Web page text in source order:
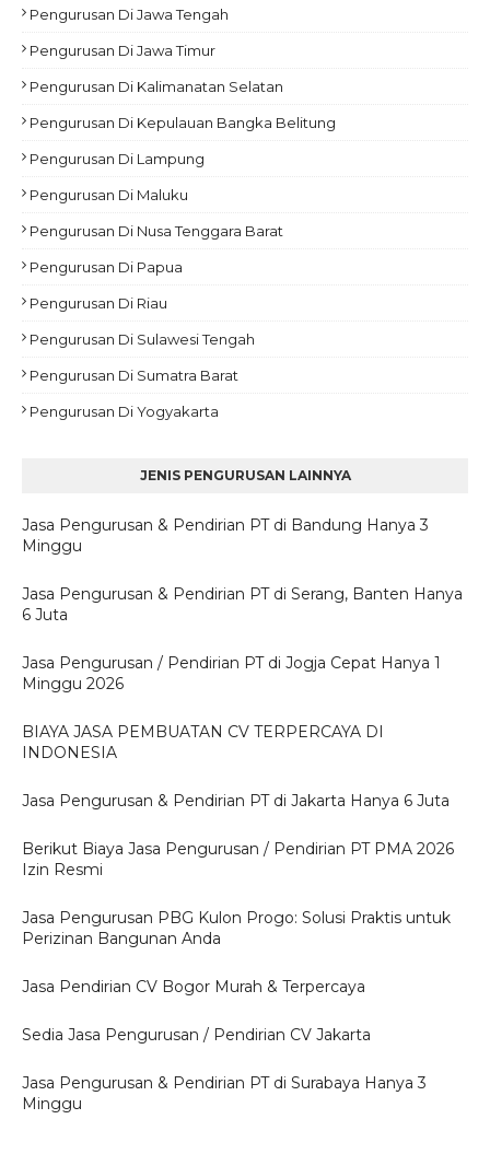
Pengurusan Di Jawa Tengah
Pengurusan Di Jawa Timur
Pengurusan Di Kalimanatan Selatan
Pengurusan Di Kepulauan Bangka Belitung
Pengurusan Di Lampung
Pengurusan Di Maluku
Pengurusan Di Nusa Tenggara Barat
Pengurusan Di Papua
Pengurusan Di Riau
Pengurusan Di Sulawesi Tengah
Pengurusan Di Sumatra Barat
Pengurusan Di Yogyakarta
JENIS PENGURUSAN LAINNYA
Jasa Pengurusan & Pendirian PT di Bandung Hanya 3
Minggu
Jasa Pengurusan & Pendirian PT di Serang, Banten Hanya
6 Juta
Jasa Pengurusan / Pendirian PT di Jogja Cepat Hanya 1
Minggu 2026
BIAYA JASA PEMBUATAN CV TERPERCAYA DI
INDONESIA
Jasa Pengurusan & Pendirian PT di Jakarta Hanya 6 Juta
Berikut Biaya Jasa Pengurusan / Pendirian PT PMA 2026
Izin Resmi
Jasa Pengurusan PBG Kulon Progo: Solusi Praktis untuk
Perizinan Bangunan Anda
Jasa Pendirian CV Bogor Murah & Terpercaya
Sedia Jasa Pengurusan / Pendirian CV Jakarta
Jasa Pengurusan & Pendirian PT di Surabaya Hanya 3
Minggu